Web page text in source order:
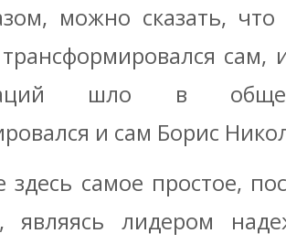
можно сказать,
шло в
и сам Борис
здесь самое простое,
являясь лидером